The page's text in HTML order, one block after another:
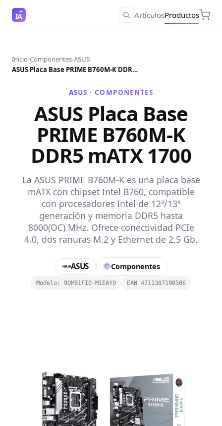
IA ArtículosProductos
Inicio›Componentes›ASUS›
ASUS Placa Base PRIME B760M-K DDR5 mATX 1700
ASUS ·COMPONENTES
ASUS Placa Base
PRIME B760M-K
DDR5 mATX 1700
La ASUS PRIME B760M-K es una placa base
mATX con chipset Intel B760, compatible
con procesadores Intel de 12ª/13ª
generación y memoria DDR5 hasta
8000(OC) MHz. Ofrece conectividad PCIe
4.0, dos ranuras M.2 y Ethernet de 2,5 Gb.
ASUS Componentes
Modelo: 90MB1FI0-M1EAY0 EAN 4711387198506